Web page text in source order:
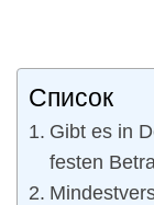
Список
Gibt es in
festen